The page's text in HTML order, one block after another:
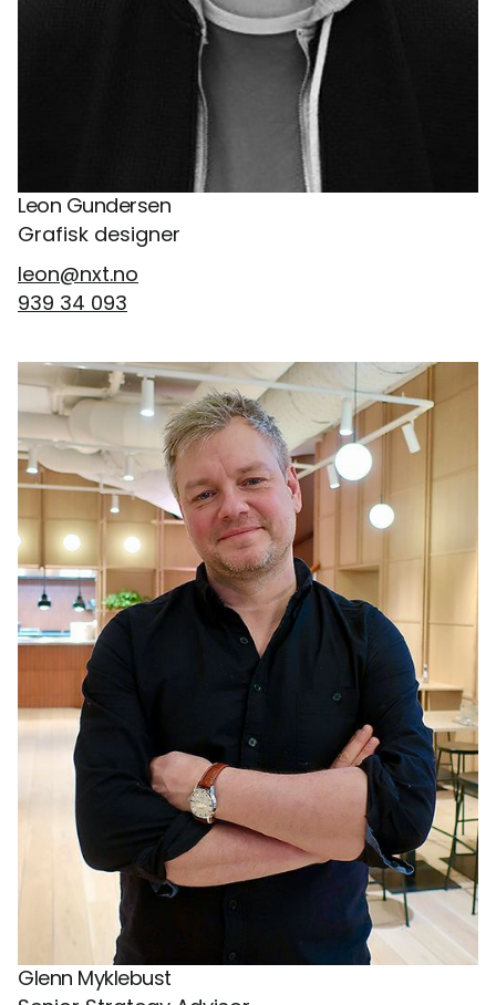
Leon Gundersen
Grafisk designer
leon@nxt.no
939 34 093
Glenn Myklebust